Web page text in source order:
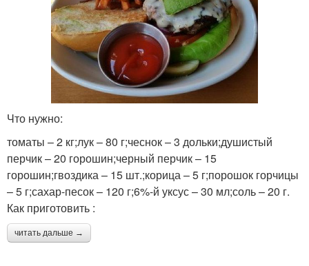
Что нужно:
томаты – 2 кг;лук – 80 г;чеснок – 3 дольки;душистый
перчик – 20 горошин;черный перчик – 15
горошин;гвоздика – 15 шт.;корица – 5 г;порошок горчицы
– 5 г;сахар-песок – 120 г;6%-й уксус – 30 мл;соль – 20 г.
Как приготовить :
читать дальше →